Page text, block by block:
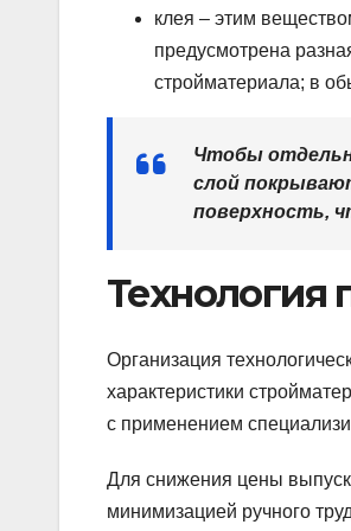
клея – этим
предусмотрена
стройматериала; в
Чтобы
слой
поверхность,
Технология
Организация
характеристики
с применением
Для снижения цены
минимизацией ручного